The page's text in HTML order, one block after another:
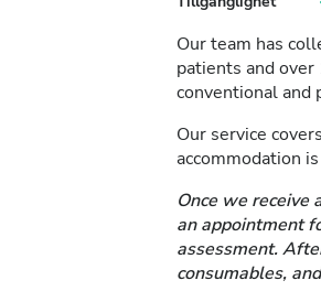
Our team has
patients and
conventional and
Our service
accommodation
Once we
an appointment
assessment.
consumables,